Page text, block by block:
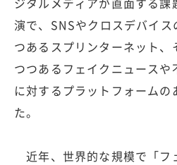
演で、SNSやクロスデバイ
つあるスプリンターネット、
つつあるフェイクニュース
に対するプラットフォームの
た。
近年、世界的な規模で「フ